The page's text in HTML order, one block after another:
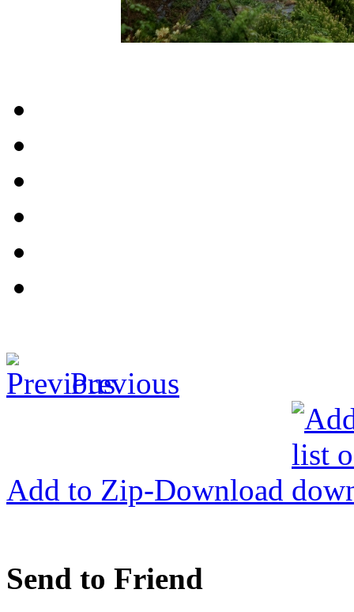
Previous
Add to Zip-Download
Send to Friend